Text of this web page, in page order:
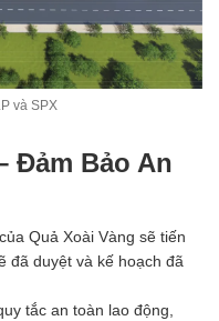
và SPX
Đảm Bảo An
Quả Xoài Vàng sẽ tiến
đã duyệt và kế hoạch đã
tắc an toàn lao động,